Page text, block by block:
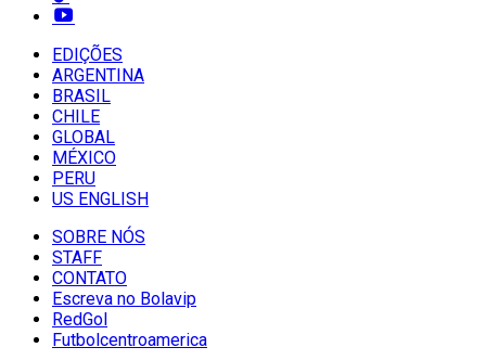
EDIÇÕES
ARGENTINA
BRASIL
CHILE
GLOBAL
MÉXICO
PERU
US ENGLISH
SOBRE NÓS
STAFF
CONTATO
Escreva no Bolavip
RedGol
Futbolcentroamerica